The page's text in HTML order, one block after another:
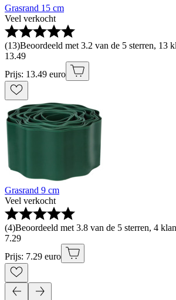
Grasrand 15 cm
Veel verkocht
(13)Beoordeeld met 3.2 van de 5 sterren, 13
13.49
Prijs: 13.49 euro
Grasrand 9 cm
Veel verkocht
(4)Beoordeeld met 3.8 van de 5 sterren, 4
7.29
Prijs: 7.29 euro